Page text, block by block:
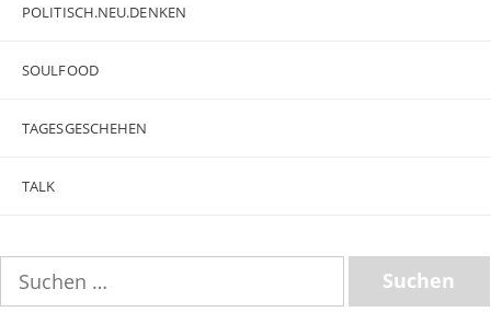
POLITISCH.NEU.DENKEN
SOULFOOD
TAGESGESCHEHEN
TALK
nach: